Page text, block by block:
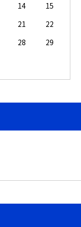
14
15
21
22
28
29